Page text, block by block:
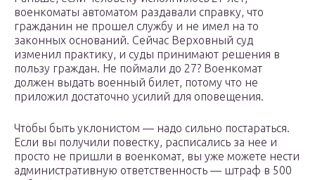
военкоматы автоматом раздавали справку, что
гражданин не прошел службу и не имел на то
законных оснований. Сейчас Верховный суд
изменил практику, и суды принимают решения в
пользу граждан. Не поймали до 27? Военкомат
должен выдать военный билет, потому что не
приложил достаточно усилий для оповещения.
Чтобы быть уклонистом — надо сильно постараться.
Если вы получили повестку, расписались за нее и
просто не пришли в военкомат, вы уже можете нести
административную ответственность — штраф в 500